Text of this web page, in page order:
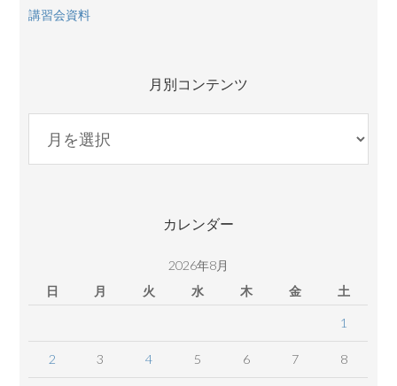
講習会資料
月別コンテンツ
コ
カレンダー
2026年8月
日
月 火 水 木 金 土
1
2 3 4 5 6 7 8